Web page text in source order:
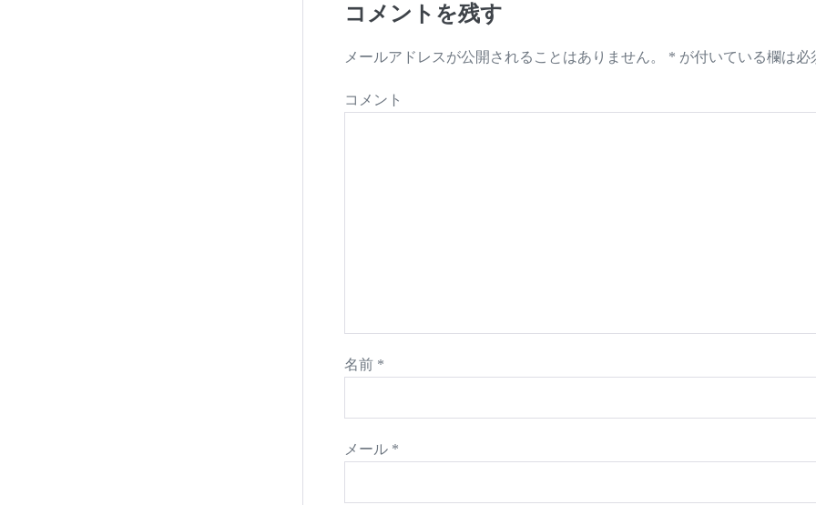
コメントを残す
メールアドレスが公開されることはありません。 * が付いている欄は必
コメント
名前 *
メール *